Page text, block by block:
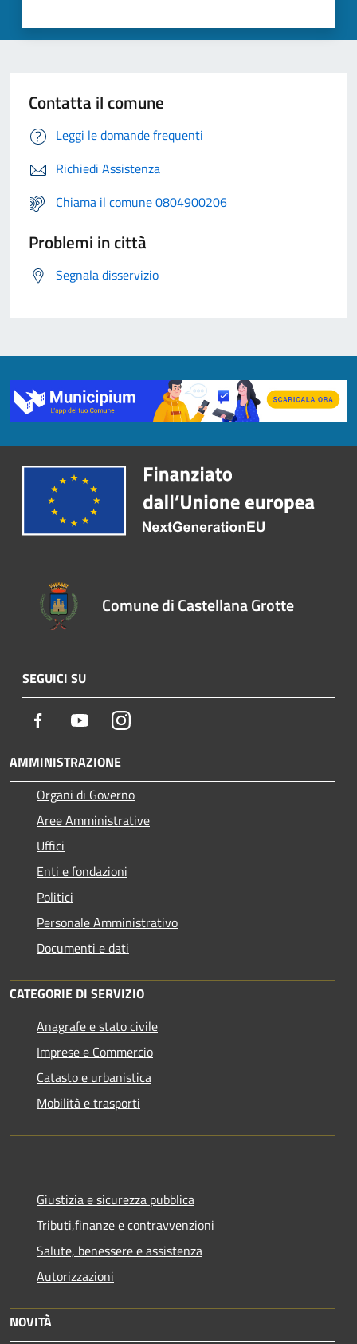
Contatta il comune
Leggi le domande frequenti
Richiedi Assistenza
Chiama il comune 0804900206
Problemi in città
Segnala disservizio
Comune di Castellana Grotte
SEGUICI SU
Facebook YoutubeInstagram
AMMINISTRAZIONE
Organi di Governo
Aree Amministrative
Uffici
Enti e fondazioni
Politici
Personale Amministrativo
Documenti e dati
CATEGORIE DI SERVIZIO
Anagrafe e stato civile
Imprese e Commercio
Catasto e urbanistica
Mobilità e trasporti
Giustizia e sicurezza pubblica
Tributi,finanze e contravvenzioni
Salute, benessere e assistenza
Autorizzazioni
NOVITÀ